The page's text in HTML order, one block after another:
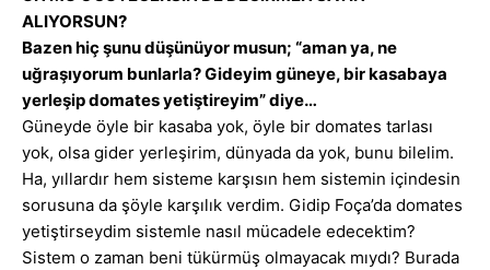
ALIYORSUN?
Bazen hiç şunu düşünüyor musun; “aman ya, ne
uğraşıyorum bunlarla? Gideyim güneye, bir kasabaya
yerleşip domates yetiştireyim” diye…
Güneyde öyle bir kasaba yok, öyle bir domates tarlası
yok, olsa gider yerleşirim, dünyada da yok, bunu bilelim.
Ha, yıllardır hem sisteme karşısın hem sistemin içindesin
sorusuna da şöyle karşılık verdim. Gidip Foça’da domates
yetiştirseydim sistemle nasıl mücadele edecektim?
Sistem o zaman beni tükürmüş olmayacak mıydı? Burada